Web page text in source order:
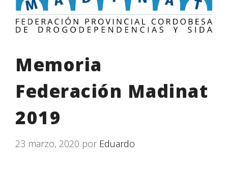
Memoria
Federación Madinat
2019
23 marzo, 2020 por Eduardo